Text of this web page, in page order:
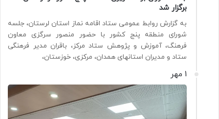
برگزار شد
به گزارش روابط عمومی ستاد اقامه نماز استان لرستان، جلسه
شورای منطقه پنج کشور با حضور منصور سرگزی معاون
فرهنگ، آموزش و پژوهش ستاد مرکز، باقران مدیر فرهنگی
ستاد و مدیران استانهای همدان، مرکزی، خوزستان،
1 مهر